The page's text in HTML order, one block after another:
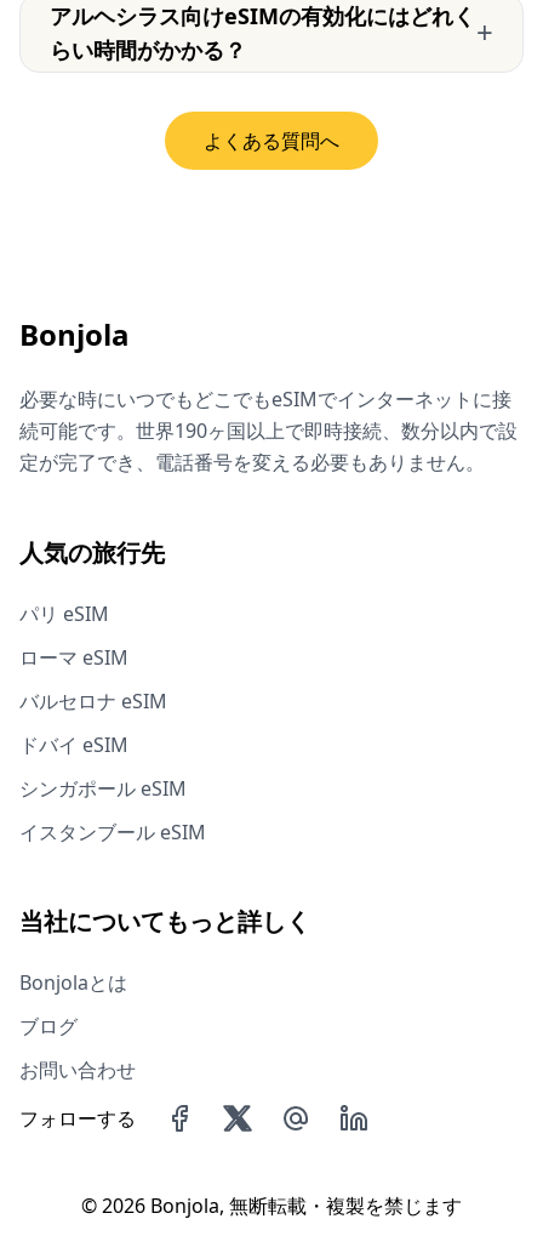
アルヘシラス向けeSIMの有効化にはどれく
らい時間がかかる？
+
よくある質問へ
Bonjola
必要な時にいつでもどこでもeSIMでインターネットに接
続可能です。世界190ヶ国以上で即時接続、数分以内で設
定が完了でき、電話番号を変える必要もありません。
人気の旅行先
パリ eSIM
ローマ eSIM
バルセロナ eSIM
ドバイ eSIM
シンガポール eSIM
イスタンブール eSIM
当社についてもっと詳しく
Bonjolaとは
ブログ
お問い合わせ
フォローする
©2026 Bonjola, 無断転載・複製を禁じます